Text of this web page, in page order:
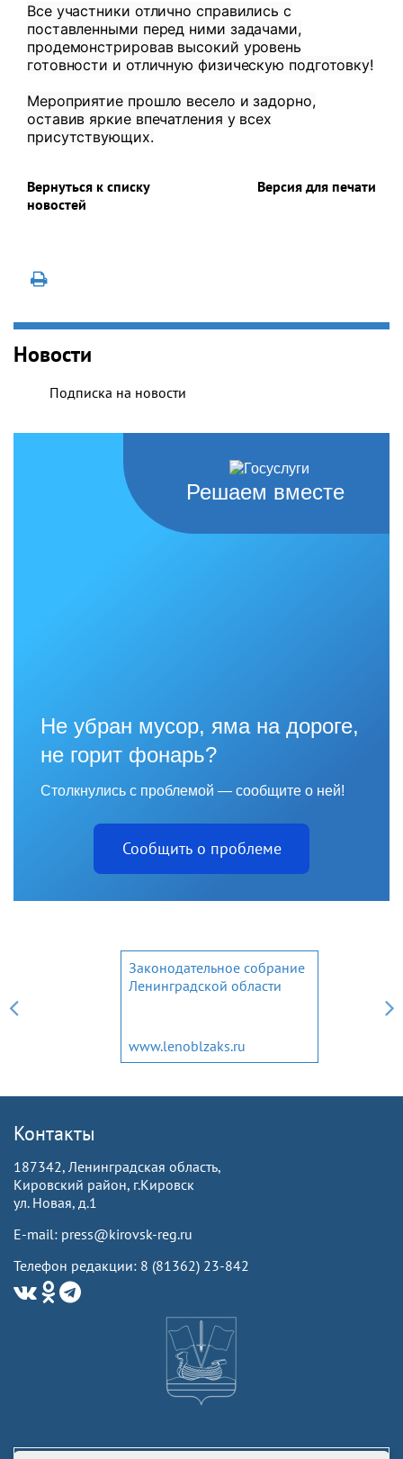
Все участники отлично справились с
поставленными перед ними задачами,
продемонстрировав высокий уровень
готовности и отличную физическую подготовку!
Мероприятие прошло весело и задорно,
оставив яркие впечатления у всех
присутствующих.
Вернуться к списку
новостей
Версия для печати
Новости
Подписка на новости
Решаем вместе
Не убран мусор, яма на дороге,
не горит фонарь?
Столкнулись с проблемой — сообщите о ней!
Сообщить о проблеме
Законодательное собрание
Ленинградской области
www.lenoblzaks.ru
Контакты
187342, Ленинградская область,
Кировский район, г.Кировск
ул. Новая, д.1
E-mail: press@kirovsk-reg.ru
Телефон редакции: 8 (81362) 23-842